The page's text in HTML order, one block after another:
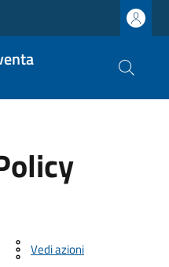
Vedi azioni